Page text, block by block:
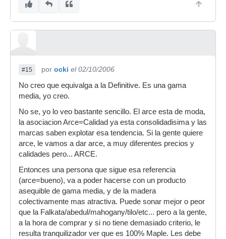
#15 por ocki el 02/10/2006
No creo que equivalga a la Definitive. Es una gama
media, yo creo.
No se, yo lo veo bastante sencillo. El arce esta de moda,
la asociacion Arce=Calidad ya esta consolidadisima y las
marcas saben explotar esa tendencia. Si la gente quiere
arce, le vamos a dar arce, a muy diferentes precios y
calidades pero... ARCE.
Entonces una persona que sigue esa referencia
(arce=bueno), va a poder hacerse con un producto
asequible de gama media, y de la madera
colectivamente mas atractiva. Puede sonar mejor o peor
que la Falkata/abedul/mahogany/tilo/etc... pero a la gente,
a la hora de comprar y si no tiene demasiado criterio, le
resulta tranquilizador ver que es 100% Maple. Les debe